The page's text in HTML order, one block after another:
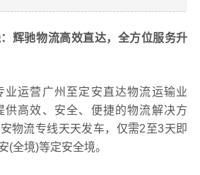
辉驰物流高效直达，全方位服务升
业运营广州至定安直达物流运输业
供高效、安全、便捷的物流解决方
物流专线天天发车，仅需2至3天即
(全境)等定安全境。